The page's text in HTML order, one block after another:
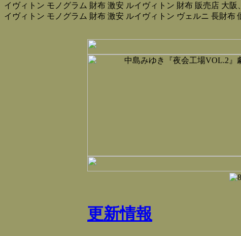
イヴィトン モノグラム 財布 激安 ルイヴィトン 財布 販売店 大
イヴィトン モノグラム 財布 激安 ルイヴィトン ヴェルニ 長財
更新情報